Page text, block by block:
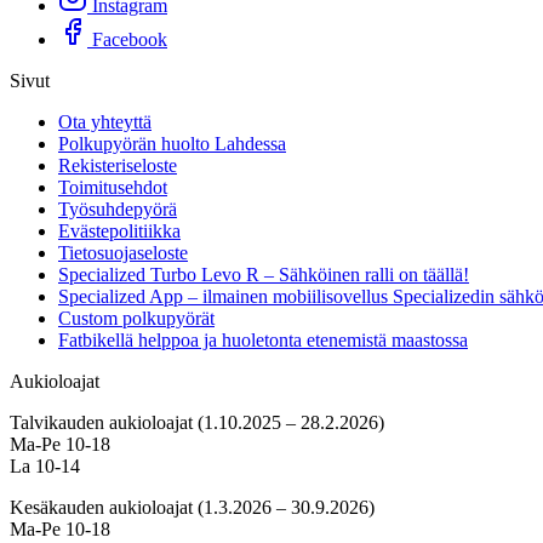
Instagram
Facebook
Sivut
Ota yhteyttä
Polkupyörän huolto Lahdessa
Rekisteriseloste
Toimitusehdot
Työsuhdepyörä
Evästepolitiikka
Tietosuojaseloste
Specialized Turbo Levo R – Sähköinen ralli on täällä!
Specialized App – ilmainen mobiilisovellus Specializedin
Custom polkupyörät
Fatbikellä helppoa ja huoletonta etenemistä maastossa
Aukioloajat
Talvikauden aukioloajat (1.10.2025 – 28.2.2026)
Ma-Pe 10-18
La 10-14
Kesäkauden aukioloajat (1.3.2026 – 30.9.2026)
Ma-Pe 10-18